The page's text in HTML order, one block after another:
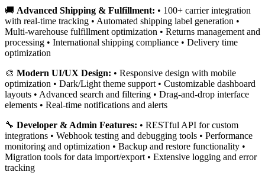
🚚 Advanced Shipping & Fulfillment: • 100+ carrier integration
with real-time tracking • Automated shipping label generation •
Multi-warehouse fulfillment optimization • Returns management and
processing • International shipping compliance • Delivery time
optimization
🎨 Modern UI/UX Design: • Responsive design with mobile
optimization • Dark/Light theme support • Customizable dashboard
layouts • Advanced search and filtering • Drag-and-drop interface
elements • Real-time notifications and alerts
🔧 Developer & Admin Features: • RESTful API for custom
integrations • Webhook testing and debugging tools • Performance
monitoring and optimization • Backup and restore functionality •
Migration tools for data import/export • Extensive logging and error
tracking